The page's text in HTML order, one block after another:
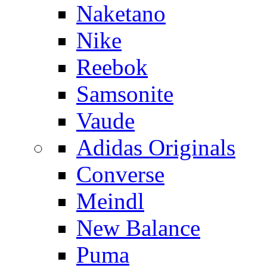
Naketano
Nike
Reebok
Samsonite
Vaude
Adidas Originals
Converse
Meindl
New Balance
Puma